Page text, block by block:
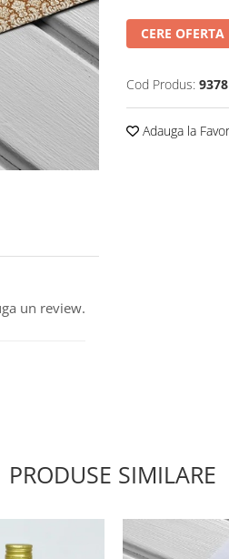
CERE OFERTA
Cod Produs: 9378
Adauga la
un review.
PRODUSE SIMILARE